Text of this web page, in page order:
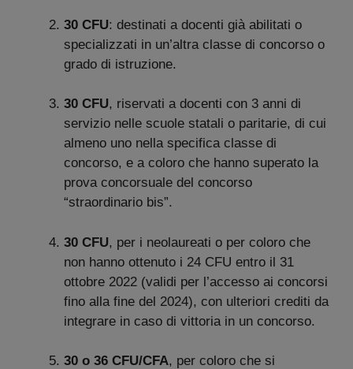
30 CFU: destinati a docenti già abilitati o
specializzati in un’altra classe di concorso o
grado di istruzione.
30 CFU, riservati a docenti con 3 anni di
servizio nelle scuole statali o paritarie, di cui
almeno uno nella specifica classe di
concorso, e a coloro che hanno superato la
prova concorsuale del concorso
“straordinario bis”.
30 CFU, per i neolaureati o per coloro che
non hanno ottenuto i 24 CFU entro il 31
ottobre 2022 (validi per l’accesso ai concorsi
fino alla fine del 2024), con ulteriori crediti da
integrare in caso di vittoria in un concorso.
30 o 36 CFU/CFA, per coloro che si